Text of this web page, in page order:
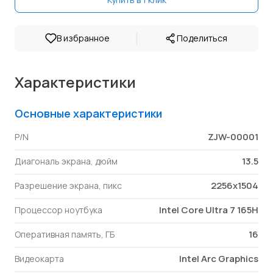
В избранное | Поделиться
Характеристики
Основные характеристики
P/N ZJW-00001
Диагональ экрана, дюйм 13.5
Разрешение экрана, пикс 2256x1504
Процессор ноутбука Intel Core Ultra 7 165H
Оперативная память, ГБ 16
Видеокарта Intel Arc Graphics